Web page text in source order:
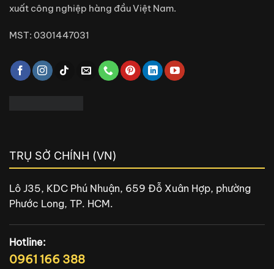
xuất công nghiệp hàng đầu Việt Nam.
MST: 0301447031
TRỤ SỞ CHÍNH (VN)
Lô J35, KDC Phú Nhuận, 659 Đỗ Xuân Hợp, phường
Phước Long, TP. HCM.
Hotline:
0961 166 388